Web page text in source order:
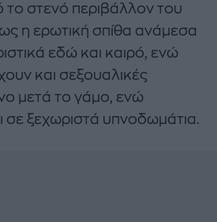
στενό περιβάλλον του
η ερωτική σπίθα ανάμεσα
εδώ και καιρό, ενώ
και σεξουαλικές
μετά το γάμο, ενώ
σε ξεχωριστά υπνοδωμάτια.